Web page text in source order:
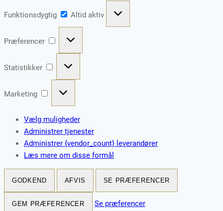
Funktionsdygtig
Altid aktiv
Præferencer
Statistikker
Marketing
Vælg muligheder
Administrer tjenester
Administrer {vendor_count} leverandører
Læs mere om disse formål
GODKEND AFVIS SE PRÆFERENCER
GEM PRÆFERENCER Se præferencer